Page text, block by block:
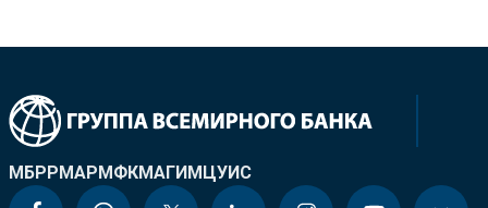
МБРРМАРМФКМАГИМЦУИС